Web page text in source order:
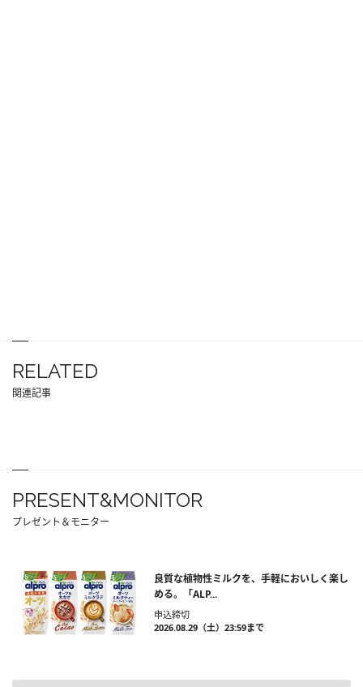
RELATED
関連記事
PRESENT&MONITOR
プレゼント＆モニター
良質な植物性ミルクを、手軽においしく楽し
める。「ALP...
申込締切
2026.08.29（土）23:59まで